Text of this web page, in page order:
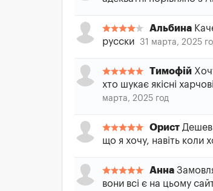
Альбина
русски
31 марта, 2025
Тимофій
хто шукає якісні
марта, 2025 год
Орист
що я хочу, навіть коли
Анна
вони всі є на цьому